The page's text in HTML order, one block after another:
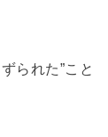
られた”こと